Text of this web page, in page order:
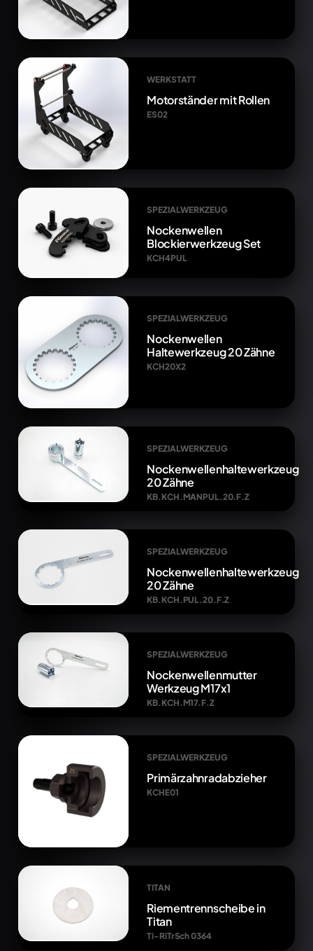
WERKSTATT
Motorständer mit Rollen
ES02
SPEZIALWERKZEUG
Nockenwellen
Blockierwerkzeug Set
KCH4PUL
SPEZIALWERKZEUG
Nockenwellen
Haltewerkzeug 20 Zähne
KCH20X2
SPEZIALWERKZEUG
Nockenwellenhaltewerkzeug
20 Zähne
KB.KCH.MANPUL.20.F.Z
SPEZIALWERKZEUG
Nockenwellenhaltewerkzeug
20 Zähne
KB.KCH.PUL.20.F.Z
SPEZIALWERKZEUG
Nockenwellenmutter
Werkzeug M17x1
KB.KCH.M17.F.Z
SPEZIALWERKZEUG
Primärzahnradabzieher
KCHE01
TITAN
Riementrennscheibe in
Titan
Ti-RiTrSch 0364